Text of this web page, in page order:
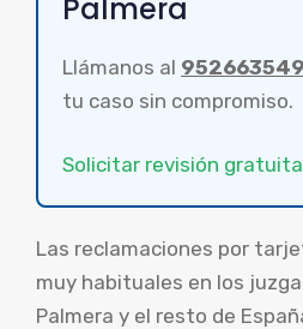
Palmera
Llámanos al 952663549
tu caso sin compromiso.
Solicitar revisión gratuita
Las reclamaciones por
muy habituales en los
Palmera y el resto de